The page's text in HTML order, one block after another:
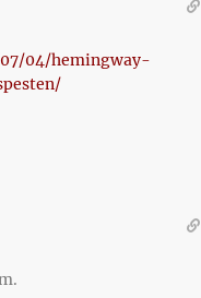
04/hemingway-